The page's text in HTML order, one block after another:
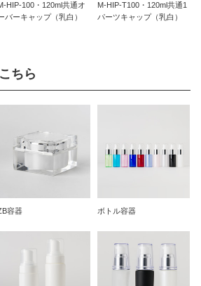
HIP-100・120ml共通オ
バーキャップ（乳白）
M-HIP-T100・120ml共通1
パーツキャップ（乳白）
ちら
容器 ボトル容器